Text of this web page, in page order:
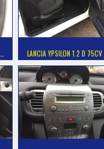
LANCIA YPSILON 1.2 D 75CV …